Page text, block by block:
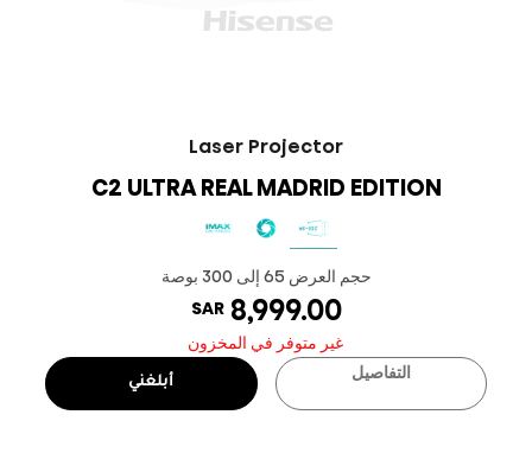
Laser Projector
C2 ULTRA REAL MADRID EDITION
حجم العرض ‎65 إلى 300 بوصة‎
SAR8,999.00
غير متوفر في المخزون
التفاصيل
أبلغني